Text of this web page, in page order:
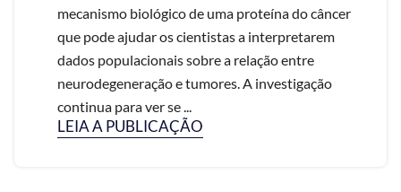
mecanismo biológico de uma proteína do câncer
que pode ajudar os cientistas a interpretarem
dados populacionais sobre a relação entre
neurodegeneração e tumores. A investigação
continua para ver se ...
LEIA A PUBLICAÇÃO